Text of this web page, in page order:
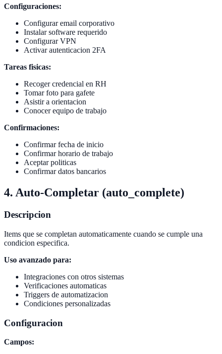
Configuraciones:
Configurar email corporativo
Instalar software requerido
Configurar VPN
Activar autenticacion 2FA
Tareas fisicas:
Recoger credencial en RH
Tomar foto para gafete
Asistir a orientacion
Conocer equipo de trabajo
Confirmaciones:
Confirmar fecha de inicio
Confirmar horario de trabajo
Aceptar politicas
Confirmar datos bancarios
4. Auto-Completar (auto_complete)
Descripcion
Items que se completan automaticamente cuando se cumple una
condicion especifica.
Uso avanzado para:
Integraciones con otros sistemas
Verificaciones automaticas
Triggers de automatizacion
Condiciones personalizadas
Configuracion
Campos: